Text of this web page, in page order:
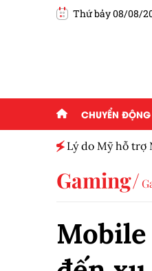
Thứ bảy 08/08/
CHUYỂN
Lý do Mỹ hỗ trợ
Gaming